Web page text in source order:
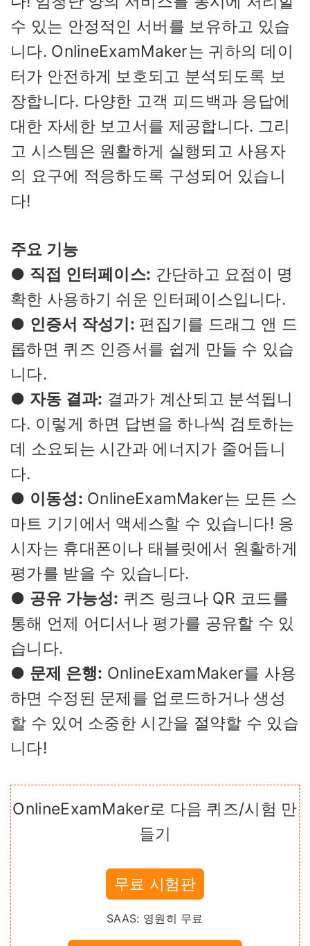
수 있는 안정적인 서버를 보유하고 있습
니다. OnlineExamMaker는 귀하의 데이
터가 안전하게 보호되고 분석되도록 보
장합니다. 다양한 고객 피드백과 응답에
대한 자세한 보고서를 제공합니다. 그리
고 시스템은 원활하게 실행되고 사용자
의 요구에 적응하도록 구성되어 있습니
다!
주요 기능
● 직접 인터페이스: 간단하고 요점이 명
확한 사용하기 쉬운 인터페이스입니다.
● 인증서 작성기: 편집기를 드래그 앤 드
롭하면 퀴즈 인증서를 쉽게 만들 수 있습
니다.
● 자동 결과: 결과가 계산되고 분석됩니
다. 이렇게 하면 답변을 하나씩 검토하는
데 소요되는 시간과 에너지가 줄어듭니
다.
● 이동성: OnlineExamMaker는 모든 스
마트 기기에서 액세스할 수 있습니다! 응
시자는 휴대폰이나 태블릿에서 원활하게
평가를 받을 수 있습니다.
● 공유 가능성: 퀴즈 링크나 QR 코드를
통해 언제 어디서나 평가를 공유할 수 있
습니다.
● 문제 은행: OnlineExamMaker를 사용
하면 수정된 문제를 업로드하거나 생성
할 수 있어 소중한 시간을 절약할 수 있습
니다!
OnlineExamMaker로 다음 퀴즈/시험 만
들기
무료 시험판
SAAS: 영원히 무료